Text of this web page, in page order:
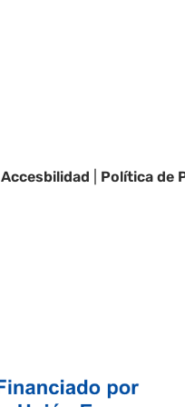
Accesbilidad Política de